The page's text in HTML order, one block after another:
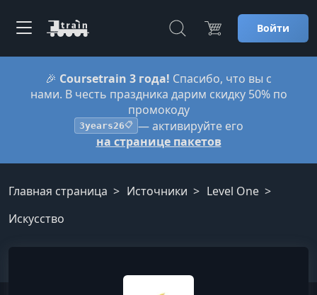
Войти
🎉 Coursetrain 3 года! Спасибо, что вы с
нами. В честь праздника дарим скидку 50% по
промокоду
3years26📋 — активируйте его
на странице пакетов
Главная страница Источники
Level One
Искусство